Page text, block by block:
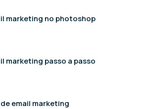
marketing no photoshop
marketing passo a passo
email marketing